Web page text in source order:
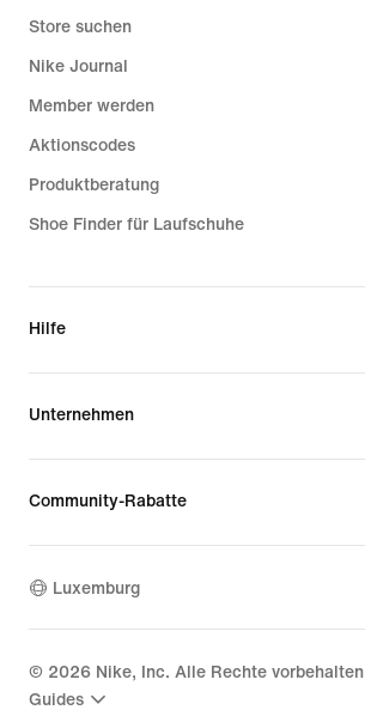
Store suchen
Nike Journal
Member werden
Aktionscodes
Produktberatung
Shoe Finder für Laufschuhe
Hilfe
Unternehmen
Community-Rabatte
Luxemburg
© 2026 Nike, Inc. Alle Rechte vorbehalten
Guides